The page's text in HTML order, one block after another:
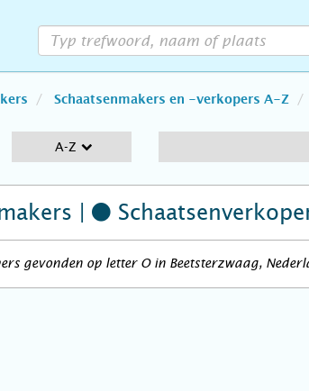
Schaatsenmakers en -verkopers A-Z
A-Z
|
gevonden op letter O in Beetsterzwaag,